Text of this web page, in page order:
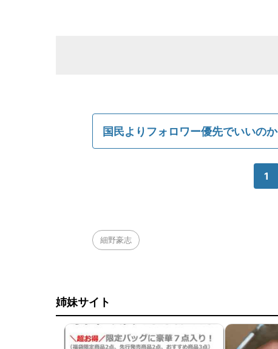
国民よりフォロワー優先でいいのか
1
細野豪志
姉妹サイト